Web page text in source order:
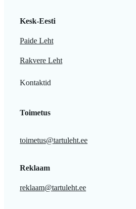
Kesk-Eesti
Paide Leht
Rakvere Leht
Kontaktid
Toimetus
toimetus@tartuleht.ee
Reklaam
reklaam@tartuleht.ee